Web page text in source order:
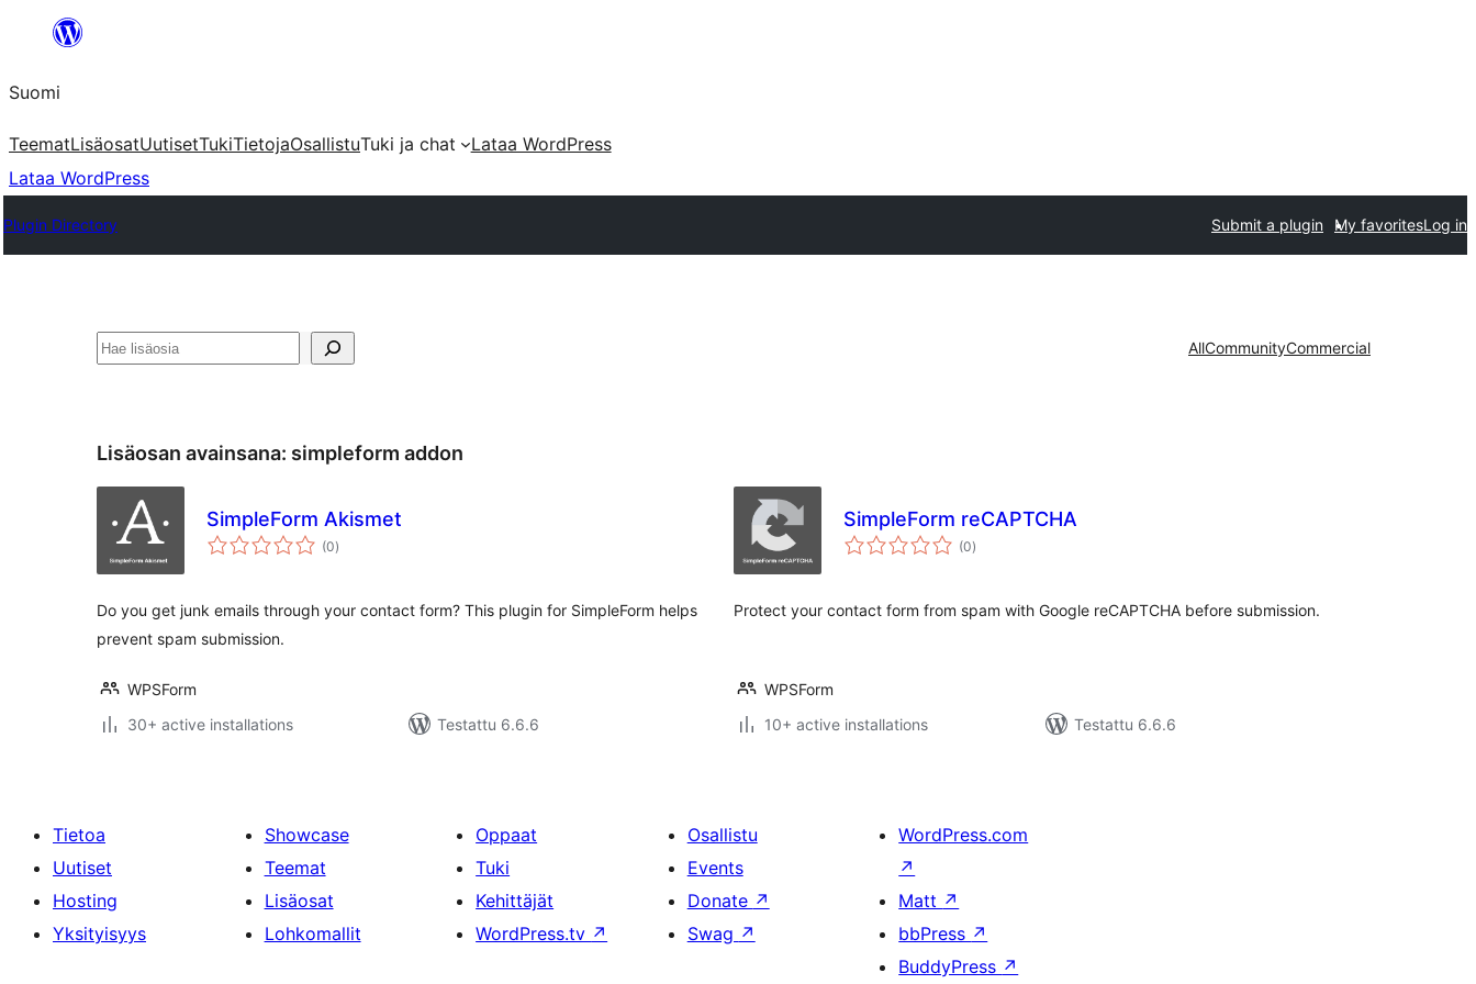
Suomi
TeematLisäosatUutisetTukiTietojaOsallistuTuki ja chat
Lataa WordPress
Lataa WordPress
Plugin Directory Submit a plugin My favoritesLog in
Etsi AllCommunityCommercial
Lisäosan avainsana: simpleform addon
SimpleForm Akismet
(0arvosanat
yhteensä
)
Do you get junk emails through your contact form? This plugin for SimpleForm helps
prevent spam submission.
WPSForm
30+ active installations
Testattu 6.6.6
SimpleForm reCAPTCHA
(0arvosanat
yhteensä
)
Protect your contact form from spam with Google reCAPTCHA before submission.
WPSForm
10+ active installations
Testattu 6.6.6
Tietoa
Uutiset
Hosting
Yksityisyys
Showcase
Teemat
Lisäosat
Lohkomallit
Oppaat
Tuki
Kehittäjät
WordPress.tv ↗
Osallistu
Events
Donate ↗
Swag ↗
WordPress.com
↗
Matt ↗
bbPress ↗
BuddyPress ↗